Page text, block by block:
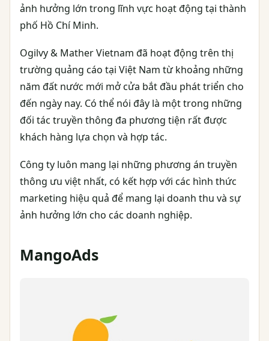
ảnh hưởng lớn trong lĩnh vực hoạt động tại thành
phố Hồ Chí Minh.
Ogilvy & Mather Vietnam đã hoạt động trên thị
trường quảng cáo tại Việt Nam từ khoảng những
năm đất nước mới mở cửa bắt đầu phát triển cho
đến ngày nay. Có thể nói đây là một trong những
đối tác truyền thông đa phương tiện rất được
khách hàng lựa chọn và hợp tác.
Công ty luôn mang lại những phương án truyền
thông ưu việt nhất, có kết hợp với các hình thức
marketing hiệu quả để mang lại doanh thu và sự
ảnh hưởng lớn cho các doanh nghiệp.
MangoAds